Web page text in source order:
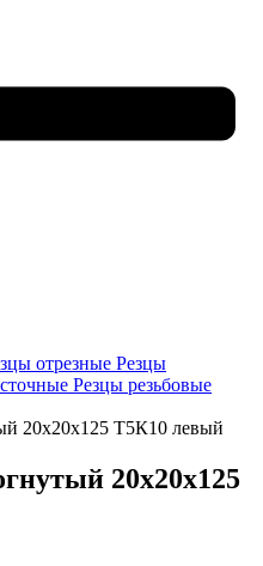
отрезные Резцы
Резцы резьбовые
20х20х125 Т5К10 левый
20х20х125